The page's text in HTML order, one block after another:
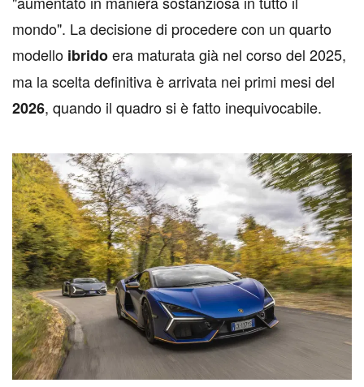
mondo". La decisione di procedere con un quarto
modello ibridoera maturata già nel corso del 2025,
ma la scelta definitiva è arrivata nei primi mesi del
2026, quando il quadro si è fatto inequivocabile.